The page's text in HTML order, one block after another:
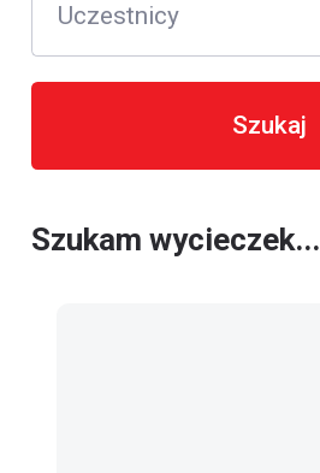
Uczestnicy
Szukaj
Szukam wycieczek...